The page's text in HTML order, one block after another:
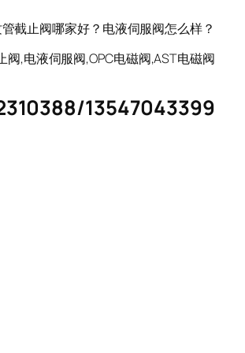
截止阀哪家好？电液伺服阀怎么样？
,电液伺服阀,OPC电磁阀,AST电磁阀
/13547043399